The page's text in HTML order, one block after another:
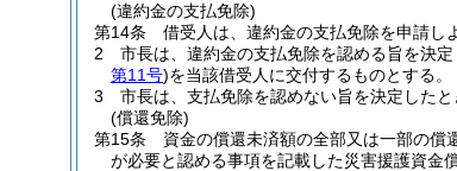
(違約金の支払免除)
第14条
借受人は、違約金の支払免除を申請し
2
市長は、違約金の支払免除を認める旨を決
第11号)を当該借受人に交付するものとする。
3
市長は、支払免除を認めない旨を決定した
(償還免除)
第15条
資金の償還未済額の全部又は一部の償
が必要と認める事項を記載した災害援護資金